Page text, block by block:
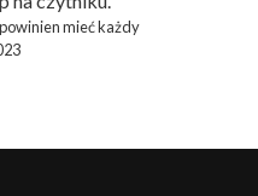
mieć każdy